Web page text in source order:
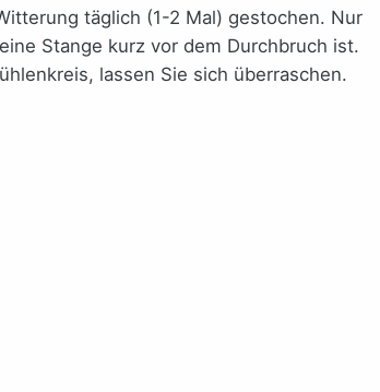
täglich (1-2 Mal) gestochen. Nur
Stange kurz vor dem Durchbruch ist.
lassen Sie sich überraschen.